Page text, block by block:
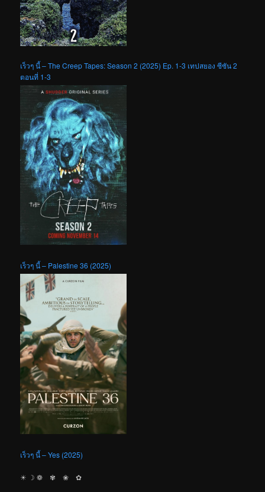
เร็วๆ นี้ – The Creep Tapes: Season 2 (2025) Ep. 1-3 เทปสยอง ซีซัน 2
ตอนที่ 1-3
เร็วๆ นี้ – Palestine 36 (2025)
เร็วๆ นี้ – Yes (2025)
☀︎ ☽ ❁ ✾ ❀ ✿